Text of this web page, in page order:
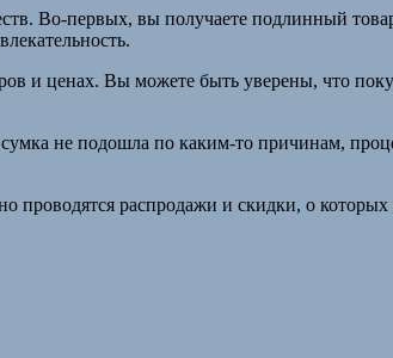
Во-первых, вы получаете подлинный
и ценах. Вы можете быть уверены, что
не подошла по каким-то причинам,
распродажи и скидки, о которых